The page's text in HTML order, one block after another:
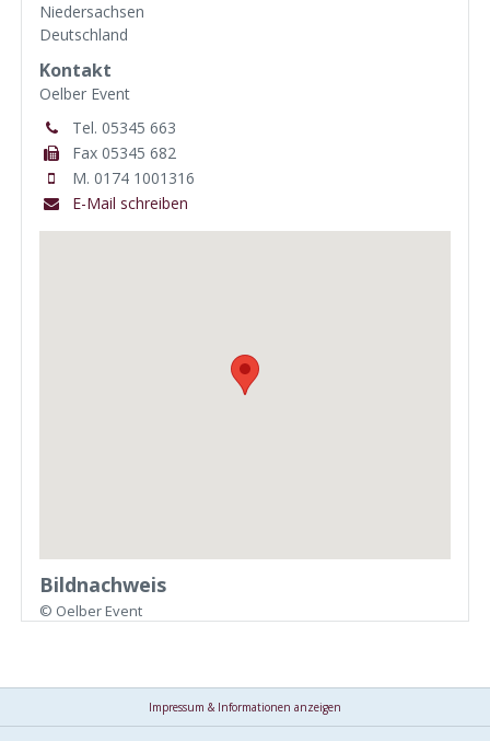
Niedersachsen
Deutschland
Kontakt
Oelber Event
Tel. 05345 663
Fax 05345 682
M. 0174 1001316
E-Mail schreiben
Bildnachweis
© Oelber Event
Impressum & Informationen anzeigen